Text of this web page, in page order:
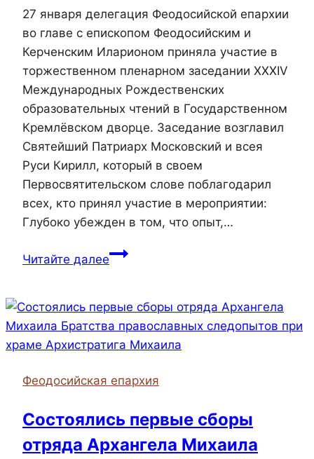
27 января делегация Феодосийской епархии
во главе с епископом Феодосийским и
Керченским Иларионом приняла участие в
торжественном пленарном заседании XXXIV
Международных Рождественских
образовательных чтений в Государственном
Кремлёвском дворце. Заседание возглавил
Святейший Патриарх Московский и всея
Руси Кирилл, который в своем
Первосвятительском слове поблагодарил
всех, кто принял участие в мероприятии:
Глубоко убежден в том, что опыт,…
Читайте далееЕпископ
делегация
от
Феодосийской
приняли
в
пленарном
Феодосийская епархия
Состоялись первые сборы
отряда Архангела Михаила